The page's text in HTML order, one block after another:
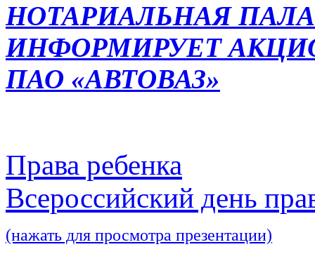
НОТАРИАЛЬНАЯ
ИНФОРМИРУЕТ
ПАО «АВТОВАЗ»
Права ребенка
Всероссийский день
(нажать для просмотра презентации)